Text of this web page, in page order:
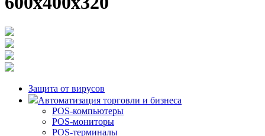
Защита от вирусов
Автоматизация торговли и бизнеса
POS-компьютеры
POS-мониторы
POS-терминалы